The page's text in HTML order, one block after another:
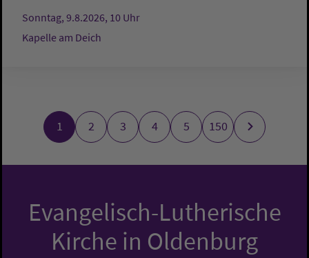
Sonntag, 9.8.2026, 10 Uhr
Kapelle am Deich
1 2 3 4 5 150
Evangelisch-Lutherische
Kirche in Oldenburg